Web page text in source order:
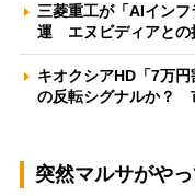
三菱重工が「AIイン
運 エヌビディアと
キオクシアHD「7万
の反転シグナルか？
突然マルサがやっ